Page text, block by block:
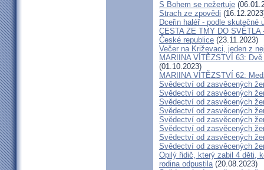
S Bohem se nežertuje
Strach ze zpovědi
Dceřin haléř - podle skutečné
CESTA ZE TMY DO
České republice (23.11.2023)
Večer na Križevaci, jeden z
MARIINA VÍTĚZSTVÍ 63:
(01.10.2023)
MARIINA VÍTĚZSTVÍ 62:
Svědectví od zasvěcených
Svědectví od zasvěcených
Svědectví od zasvěcených
Svědectví od zasvěcených
Svědectví od zasvěcených
Svědectví od zasvěcených
Svědectví od zasvěcených
Svědectví od zasvěcených
Opilý řidič, který zabil 4 děti,
rodina odpustila(20.08.2023)